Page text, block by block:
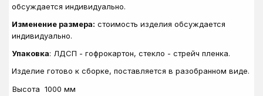
обсуждается индивидуально.
Изменение размера: стоимость изделия обсуждается
индивидуально.
Упаковка: ЛДСП - гофрокартон, стекло - стрейч пленка.
Изделие готово к сборке, поставляется в разобранном виде.
Высота 1000 мм